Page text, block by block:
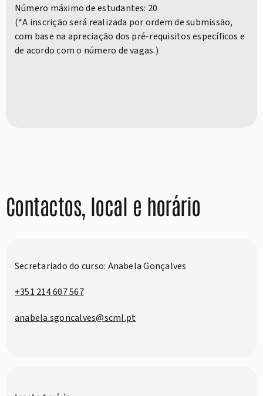
Número máximo de estudantes: 20
(*A inscrição será realizada por ordem de submissão,
com base na apreciação dos pré-requisitos específicos e
de acordo com o número de vagas.)
Contactos, local e horário
Secretariado do curso: Anabela Gonçalves
+351 214 607 567
anabela.sgoncalves@scml.pt